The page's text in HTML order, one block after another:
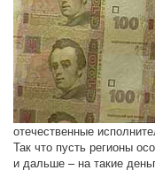
отечественные
Так что пусть регионы
и дальше – на такие